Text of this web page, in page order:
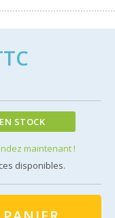
EN STOCK
maintenant !
disponibles.